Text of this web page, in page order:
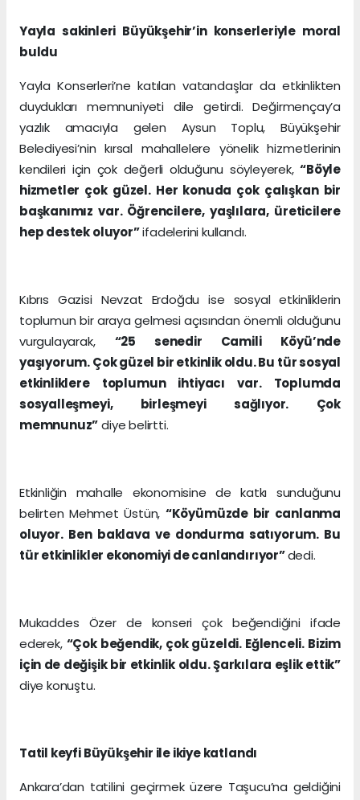
Yayla sakinleri Büyükşehir’in konserleriyle moral
buldu
Yayla Konserleri’ne katılan vatandaşlar da etkinlikten
duydukları memnuniyeti dile getirdi. Değirmençay’a
yazlık amacıyla gelen Aysun Toplu, Büyükşehir
Belediyesi’nin kırsal mahallelere yönelik hizmetlerinin
kendileri için çok değerli olduğunu söyleyerek,“Böyle
hizmetler çok güzel. Her konuda çok çalışkan bir
başkanımız var. Öğrencilere, yaşlılara, üreticilere
hep destek oluyor”ifadelerini kullandı.
Kıbrıs Gazisi Nevzat Erdoğdu ise sosyal etkinliklerin
toplumun bir araya gelmesi açısından önemli olduğunu
vurgulayarak, “25 senedir Camili Köyü’nde
yaşıyorum. Çok güzel bir etkinlik oldu. Bu tür sosyal
etkinliklere toplumun ihtiyacı var. Toplumda
sosyalleşmeyi, birleşmeyi sağlıyor. Çok
memnunuz”diye belirtti.
Etkinliğin mahalle ekonomisine de katkı sunduğunu
belirten Mehmet Üstün, “Köyümüzde bir canlanma
oluyor. Ben baklava ve dondurma satıyorum. Bu
tür etkinlikler ekonomiyi de canlandırıyor”dedi.
Mukaddes Özer de konseri çok beğendiğini ifade
ederek, “Çok beğendik, çok güzeldi. Eğlenceli. Bizim
için de değişik bir etkinlik oldu. Şarkılara eşlik ettik”
diye konuştu.
Tatil keyfi Büyükşehir ile ikiye katlandı
Ankara’dan tatilini geçirmek üzere Taşucu’na geldiğini